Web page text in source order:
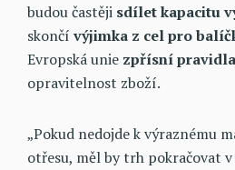
budou častěji sdílet kapacitu
skončí výjimka z cel pro
Evropská unie zpřísní
opravitelnost zboží.
„Pokud nedojde k výraznému
otřesu, měl by trh pokračovat